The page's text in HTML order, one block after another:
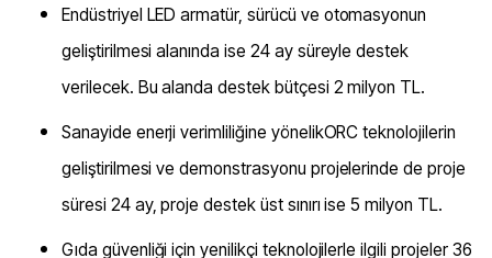
Endüstriyel LED armatür, sürücü ve otomasyonun
geliştirilmesi alanında ise 24 ay süreyle destek
verilecek. Bu alanda destek bütçesi 2 milyon TL.
Sanayide enerji verimliliğine yönelikORC teknolojilerin
geliştirilmesi ve demonstrasyonu projelerinde de proje
süresi 24 ay, proje destek üst sınırı ise 5 milyon TL.
Gıda güvenliği için yenilikçi teknolojilerle ilgili projeler 36